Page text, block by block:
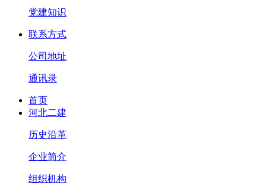
党建知识
联系方式
公司地址
通讯录
首页
河北二建
历史沿革
企业简介
组织机构